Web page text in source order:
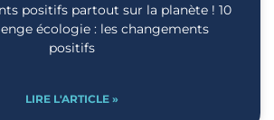
positifs partout sur la planète ! 10
écologie : les changements
positifs
LIRE L'ARTICLE »